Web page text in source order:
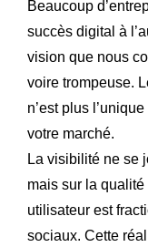
Beaucoup
succès digital à
vision que nous
voire trompeuse.
n’est plus
votre marché.
La visibilité ne se
mais sur la
utilisateur est
sociaux. Cette